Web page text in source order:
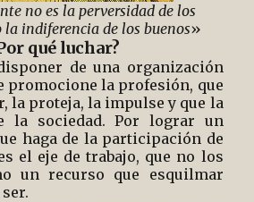
no es la perversidad de los
indiferencia de los buenos»
qué luchar?
de una organización
promocione la profesión, que
la proteja, la impulse y que la
la sociedad. Por lograr un
haga de la participación de
el eje de trabajo, que no los
un recurso que esquilmar